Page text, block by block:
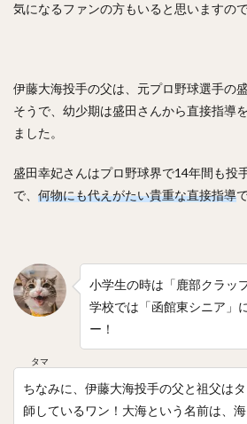
気になるファンの方もいると思いますの
伊藤大海投手の父は、元プロ野球選手の
そうで、幼少期は盛田さんから直接指導
ました。
盛田幸妃さんはプロ野球界で14年間も投
で、 何物にも代えがたい貴重な直接指導
タマ
小学生の時は「鹿部クラッ
学校では「函館東シニア」
ー！
ちなみに、伊藤大海投手の父と祖父は
師しているワン！大海という名前は、
林晃汰（はやしこうた）
藤岡裕
宇田川優希（うだがわゆうき）
城島健司（じょうじまけんじ）
小澤怜史（こざわれいじ）
平井克
真砂勇介（まさごゆうすけ）
藤浪晋太郎（ふじなみしんたろう）
高橋純平（たかはしじゅんぺい）
鶴岡慎也（つるおかしんや）
會
マシュー・コディ・ムーア
吉川